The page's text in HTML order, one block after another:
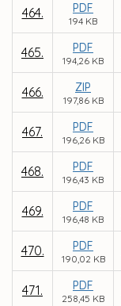
464. PDF
194 KB
465. PDF
194,26 KB
466. ZIP
197,86 KB
467. PDF
196,26 KB
468. PDF
196,43 KB
469. PDF
196,48 KB
470. PDF
190,02 KB
471. PDF
258,45 KB